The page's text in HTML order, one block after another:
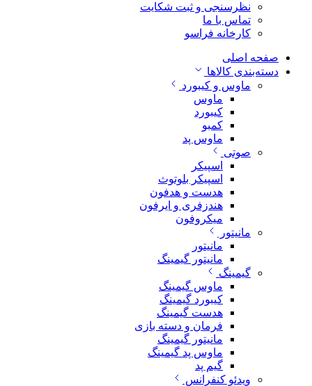
نظرسنجی و ثبت شکایت
تماس با ما
کارخانه فراسو
صفحه اصلی
دسته‌بندی کالاها
ماوس و کیبورد
ماوس
کیبورد
کمبو
ماوس پد
صوتی
اسپیکر
اسپیکر بلوتوث
هدست و هدفون
هندزفری و ایرفون
میکروفون
مانیتور
مانیتور
مانیتور گیمینگ
گیمینگ
ماوس گیمینگ
کیبورد گیمینگ
هدست گیمینگ
فرمان و دسته بازی
مانیتور گیمینگ
ماوس پد گیمینگ
گیم پد
ویدئو کنفرانس